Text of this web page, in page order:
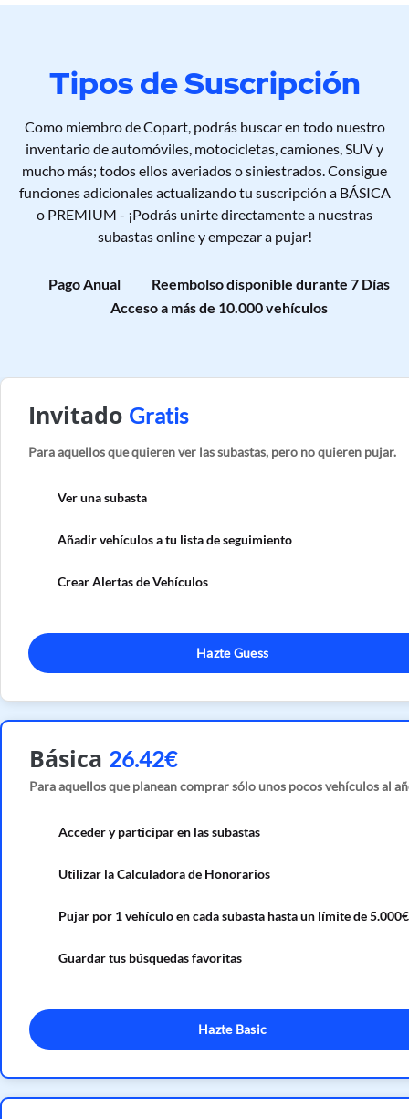
Tipos de Suscripción
Como miembro de Copart, podrás buscar en todo nuestro
inventario de automóviles, motocicletas, camiones, SUV y
mucho más; todos ellos averiados o siniestrados. Consigue
funciones adicionales actualizando tu suscripción a BÁSICA
o PREMIUM - ¡Podrás unirte directamente a nuestras
subastas online y empezar a pujar!
Pago Anual
Reembolso disponible durante 7 Días
Acceso a más de 10.000 vehículos
Invitado Gratis
Para aquellos que quieren ver las subastas, pero no quieren pujar.
Ver una subasta
Añadir vehículos a tu lista de seguimiento
Crear Alertas de Vehículos
Hazte Guess
Básica 26.42€
Para aquellos que planean comprar sólo unos pocos vehículos al
Acceder y participar en las subastas
Utilizar la Calculadora de Honorarios
Pujar por 1 vehículo en cada subasta hasta un límite de 5.000€
Guardar tus búsquedas favoritas
Hazte Basic